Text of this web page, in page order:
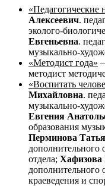
«Педагогические
Алексеевич.
эколого-
Евгеньевна.
музыкально-
«Методист года»
методист
«Воспитать
Михайловна.
музыкально-
Евгения
образования
Перминова
дополнительного
отдела; Хафизова
дополнительного
краеведения и